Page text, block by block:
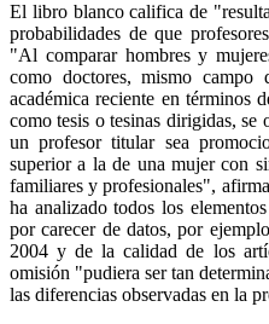
El libro blanco califica de
probabilidades de que
"Al comparar hombres y
como doctores, mismo campo
académica reciente en términos
como tesis o tesinas dirigidas, se
un profesor titular sea
superior a la de una mujer con
familiares y profesionales",
ha analizado todos los
por carecer de datos, por
2004 y de la calidad de los
omisión "pudiera ser tan
las diferencias observadas en la